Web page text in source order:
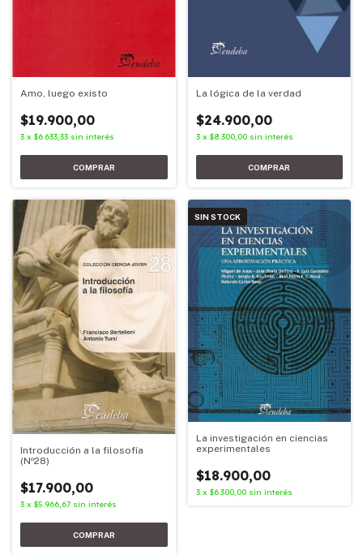
Amo, luego existo
$19.900,00
3 x $6.633,33 sin interés
La lógica de la verdad
$24.900,00
3 x $8.300,00 sin interés
Introducción a la filosofía
(Nº28)
$17.900,00
3 x $5.966,67 sin interés
SIN STOCK
La investigación en ciencias
experimentales
$18.900,00
3 x $6.300,00 sin interés